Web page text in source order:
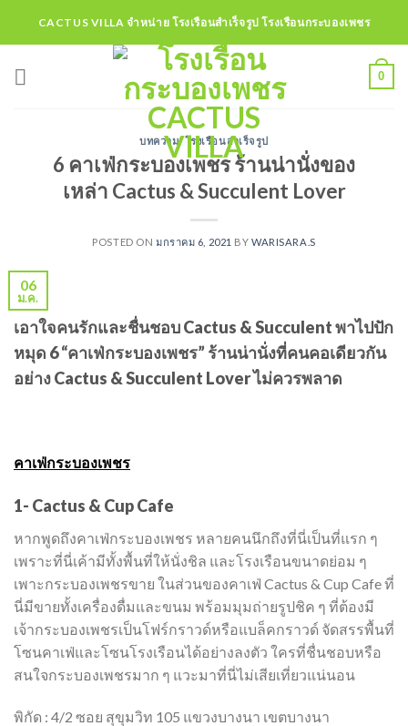
CACTUS VILLA จำหน่าย โรงเรือนสำเร็จรูป โรงเรือนกระบองเพชร
0
บทความ,โรงเรือนสำเร็จรูป
6 คาเฟ่กระบองเพชร ร้านน่านั่งของ
เหล่า Cactus & Succulent Lover
POSTED ON มกราคม 6, 2021 BYWARISARA.S
06
ม.ค.
เอาใจคนรักและชื่นชอบ Cactus & Succulent พาไปปัก
หมุด 6 “คาเฟ่กระบองเพชร” ร้านน่านั่งที่คนคอเดียวกัน
อย่าง Cactus & Succulent Lover ไม่ควรพลาด
คาเฟ่กระบองเพชร
1- Cactus & Cup Cafe
หากพูดถึงคาเฟ่กระบองเพชร หลายคนนึกถึงที่นี่เป็นที่แรก ๆ
เพราะที่นี่เค้ามีทั้งพื้นที่ให้นั่งชิล และโรงเรือนขนาดย่อม ๆ
เพาะกระบองเพชรขาย ในส่วนของคาเฟ่ Cactus & Cup Cafe ที่
นี่มีขายทั้งเครื่องดื่มและขนม พร้อมมุมถ่ายรูปชิค ๆ ที่ต้องมี
เจ้ากระบองเพชรเป็นโฟร์กราวด์หรือแบล็คกราวด์ จัดสรรพื้นที่
โซนคาเฟ่และโซนโรงเรือนได้อย่างลงตัว ใครที่ชื่นชอบหรือ
สนใจกระบองเพชรมาก ๆ แวะมาที่นี่ไม่เสียเที่ยวแน่นอน
พิกัด : 4/2 ซอย สุขุมวิท 105 แขวงบางนา เขตบางนา